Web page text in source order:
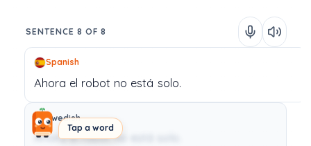
Tap a word
SENTENCE 8 OF 8
Spanish
Ahora el robot no está solo.
Swedish
Ahora el robot no está solo.